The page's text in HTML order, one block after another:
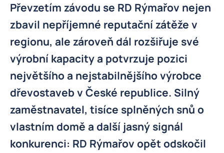
Převzetím závodu se RD Rýmařov nejen
zbavil nepříjemné reputační zátěže v
regionu, ale zároveň dál rozšiřuje své
výrobní kapacity a potvrzuje pozici
největšího a nejstabilnějšího výrobce
dřevostaveb v České republice. Silný
zaměstnavatel, tisíce splněných snů o
vlastním domě a další jasný signál
konkurenci: RD Rýmařov opět odskočil